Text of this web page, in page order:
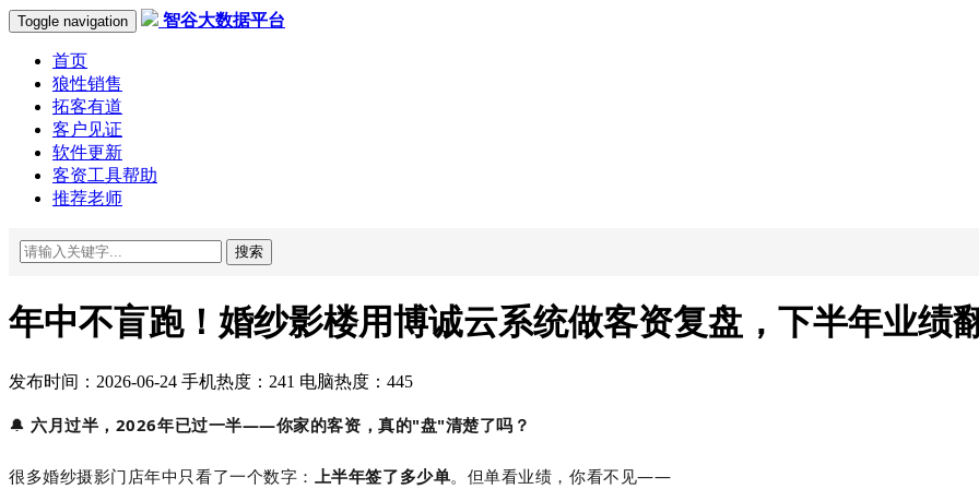
Toggle navigation 智谷大数据平台
首页
狼性销售
拓客有道
客户见证
软件更新
客资工具帮助
推荐老师
搜索
年中不盲跑！婚纱影楼用博诚云系统做客资复盘，下半年业绩
发布时间：2026-06-24 手机热度：241 电脑热度：445
🔔六月过半，2026年已过一半——你家的客资，真的"盘"清楚了吗？
很多婚纱摄影门店年中只看了一个数字： 上半年签了多少单。但单看业绩，你看不见——